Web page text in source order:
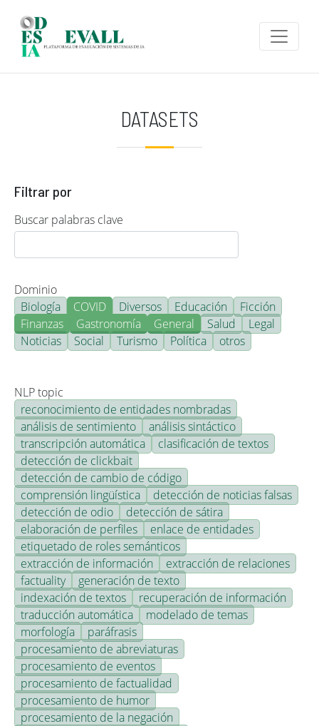
DATASETS
Filtrar por
Buscar palabras clave
Dominio
Biología
COVID Diversos Educación
Ficción
Finanzas
Gastronomía General Salud
Legal
Noticias
Social Turismo Política otros
NLP topic
reconocimiento de entidades nombradas
análisis de sentimiento
análisis sintáctico
transcripción automática
clasificación de textos
detección de clickbait
detección de cambio de código
comprensión lingüística
detección de noticias falsas
detección de odio
detección de sátira
elaboración de perfiles
enlace de entidades
etiquetado de roles semánticos
extracción de información
extracción de relaciones
factuality
generación de texto
indexación de textos
recuperación de información
traducción automática
modelado de temas
morfología
paráfrasis
procesamiento de abreviaturas
procesamiento de eventos
procesamiento de factualidad
procesamiento de humor
procesamiento de la negación